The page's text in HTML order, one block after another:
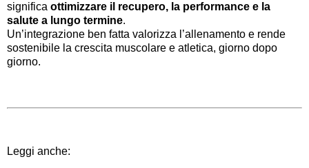
significa ottimizzare il recupero, la performance e la
salute a lungo termine.
Un’integrazione ben fatta valorizza l’allenamento e rende
sostenibile la crescita muscolare e atletica, giorno dopo
giorno.
Leggi anche: